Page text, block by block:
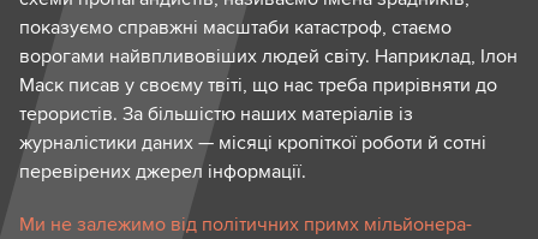
показуємо справжні масштаби катастроф, стаємо
ворогами найвпливовіших людей світу. Наприклад, Ілон
Маск писав у своєму твіті, що нас треба прирівняти до
терористів. За більшістю наших матеріалів із
журналістики даних — місяці кропіткої роботи й сотні
перевірених джерел інформації.
Ми не залежимо від політичних примх мільйонера-